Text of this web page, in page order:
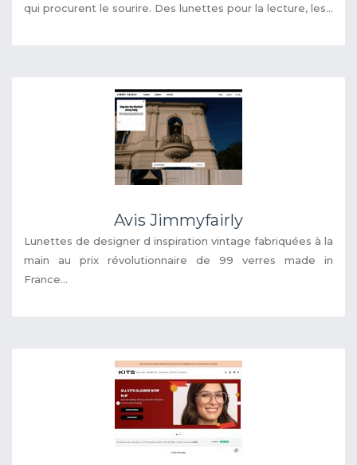
qui procurent le sourire. Des lunettes pour la lecture, les...
Avis Jimmyfairly
Lunettes de designer d inspiration vintage fabriquées à la
main au prix révolutionnaire de 99 verres made in
France...